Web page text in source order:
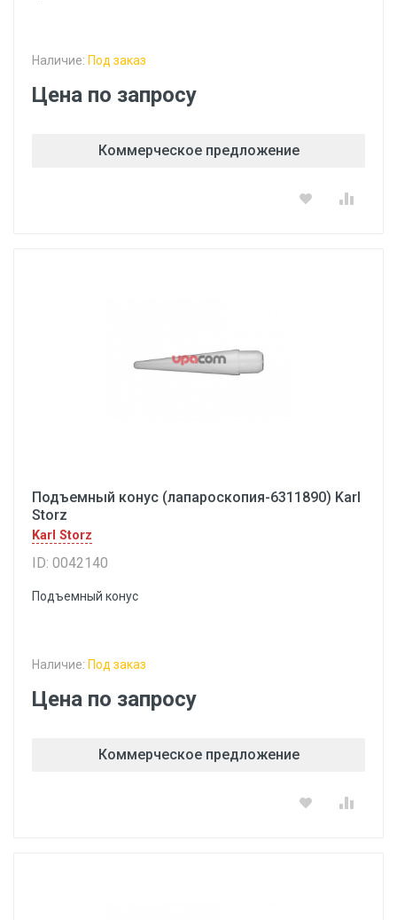
Наличие: Под заказ
Цена по запросу
Коммерческое предложение
Подъемный конус (лапароскопия-6311890) Karl
Storz
Karl Storz
ID: 0042140
Подъемный конус
Наличие: Под заказ
Цена по запросу
Коммерческое предложение